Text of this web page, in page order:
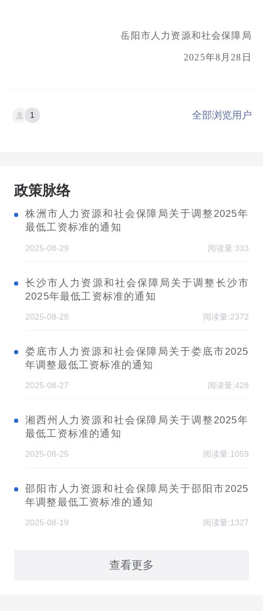
岳阳市人力资源和社会保障局
2025年8月28日
1 全部浏览用户
政策脉络
株洲市人力资源和社会保障局关于调整2025年
最低工资标准的通知
2025-08-29 阅读量:333
长沙市人力资源和社会保障局关于调整长沙市
2025年最低工资标准的通知
2025-08-28 阅读量:2372
娄底市人力资源和社会保障局关于娄底市2025
年调整最低工资标准的通知
2025-08-27 阅读量:428
湘西州人力资源和社会保障局关于调整2025年
最低工资标准的通知
2025-08-25 阅读量:1059
邵阳市人力资源和社会保障局关于邵阳市2025
年调整最低工资标准的通知
2025-08-19 阅读量:1327
查看更多